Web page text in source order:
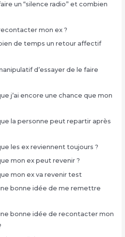
un “silence radio” et combien
mon ex ?
de temps un retour affectif
d’essayer de le faire
j’ai encore une chance que mon
la personne peut repartir après
les ex reviennent toujours ?
mon ex peut revenir ?
mon ex va revenir test
bonne idée de me remettre
bonne idée de recontacter mon